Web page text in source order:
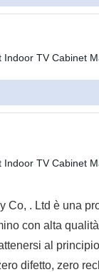
Co, . Ltd è una
con alta
al
difetto, zero